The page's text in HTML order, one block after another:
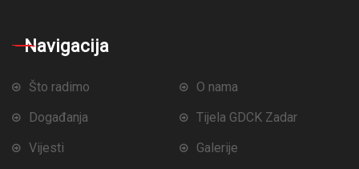
Navigacija
Što radimo
O nama
Događanja
Tijela GDCK Zadar
Vijesti
Galerije